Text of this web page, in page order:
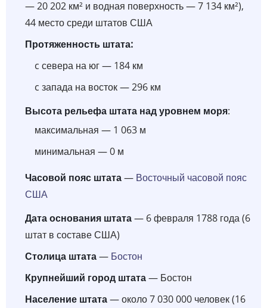
— 20 202 км² и водная поверхность — 7 134 км²),
44 место среди штатов США
Протяженность штата:
c севера на юг — 184 км
c запада на восток — 296 км
Высота рельефа штата над уровнем моря:
максимальная — 1 063 м
минимальная — 0 м
Часовой пояс штата— Восточный часовой пояс
США
Дата основания штата— 6 февраля 1788 года (6
штат в составе США)
Столица штата— Бостон
Крупнейший город штата— Бостон
Население штата— около 7 030 000 человек (16